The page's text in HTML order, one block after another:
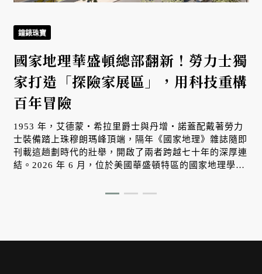
鐘錶珠寶
國家地理華盛頓總部翻新！勞力士獨
家打造「探險家展區」，用科技重構
百年冒險
1953 年，艾德蒙・希拉里爵士與丹增・諾蓋配戴著勞力
士裝備踏上珠穆朗瑪峰頂端，隔年《國家地理》雜誌隨即
刊載這趟劃時代的壯舉，開啟了兩者跨越七十年的深厚連
結。2026 年 6 月，位於美國華盛頓特區的國家地理學會
始捐助機構與全新「探索博物館」的開幕夥伴，勞力士正